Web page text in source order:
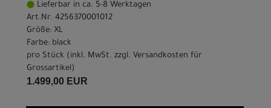
Lieferbar in ca. 5-8 Werktagen
Art.Nr. 4256370001012
Größe: XL
Farbe: black
pro Stück (inkl. MwSt. zzgl. Versandkosten für
Grossartikel)
1.499,00 EUR